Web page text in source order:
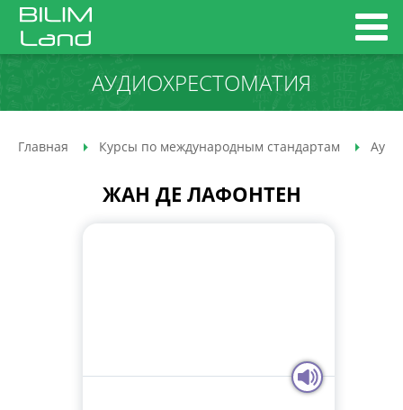
АУДИО­ХРЕСТОМАТИЯ
Главная Курсы по международным стандартам
ЖАН ДЕ ЛАФОНТЕН